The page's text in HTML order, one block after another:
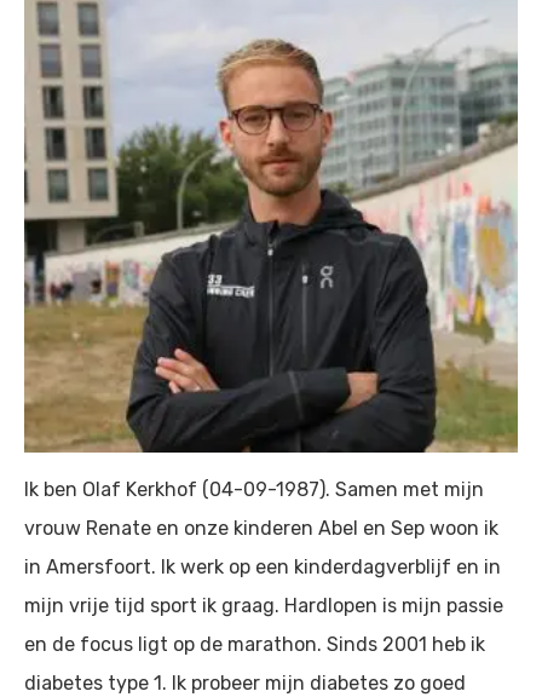
Ik ben Olaf Kerkhof (04-09-1987). Samen met mijn
vrouw Renate en onze kinderen Abel en Sep woon ik
in Amersfoort. Ik werk op een kinderdagverblijf en in
mijn vrije tijd sport ik graag. Hardlopen is mijn passie
en de focus ligt op de marathon. Sinds 2001 heb ik
diabetes type 1. Ik probeer mijn diabetes zo goed
Type 2
Overige soorten
Oorzaak en
Voorkomen
Behandeling
Voeding
Dieet/afvallen
Sporten en bewegen
Diabetes en
Zelfmanagement
Verzorging
Werk
Relatie
Autorijden
Reizen
Blog
Behandeling
Medicatie
Insuline
Voeding
Beweging
Leefstijl
Recepten
FAQ